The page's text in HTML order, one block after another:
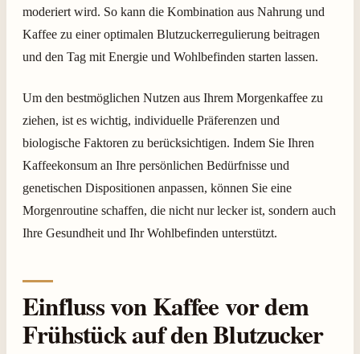
moderiert wird. So kann die Kombination aus Nahrung und
Kaffee zu einer optimalen Blutzuckerregulierung beitragen
und den Tag mit Energie und Wohlbefinden starten lassen.
Um den bestmöglichen Nutzen aus Ihrem Morgenkaffee zu
ziehen, ist es wichtig, individuelle Präferenzen und
biologische Faktoren zu berücksichtigen. Indem Sie Ihren
Kaffeekonsum an Ihre persönlichen Bedürfnisse und
genetischen Dispositionen anpassen, können Sie eine
Morgenroutine schaffen, die nicht nur lecker ist, sondern auch
Ihre Gesundheit und Ihr Wohlbefinden unterstützt.
Einfluss von Kaffee vor dem
Frühstück auf den Blutzucker